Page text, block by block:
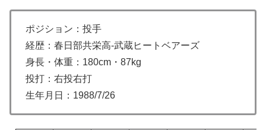
ポジション：投手
経歴：春日部共栄高-武蔵ヒートベアーズ
身長・体重：180cm・87kg
投打：右投右打
生年月日：1988/7/26